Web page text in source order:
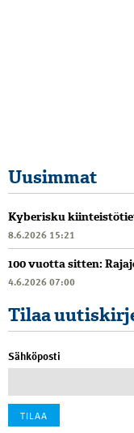
Uusimmat
Kyberisku
8.6.2026 15:21
100 vuotta sitten:
4.6.2026 07:00
Tilaa
Sähköposti